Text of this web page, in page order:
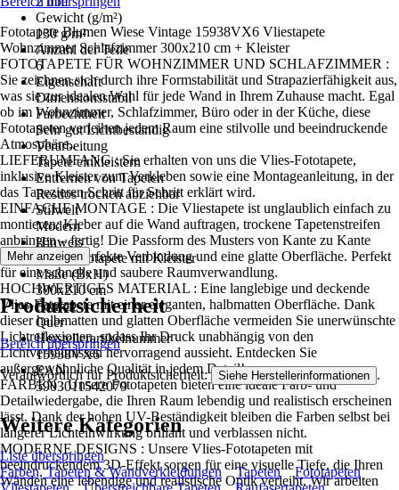
Gewicht (g/m²)
130 g/m²
Anzahl der Teile
6
Eigenschaft
Dimensionsstabil
Farbechtheit
Sehr gut Lichtbeständig
Verarbeitung
Tapete einkleistern
Entfernen von Tapeten
Restlos trocken abziehbar
Stilwelt
Modern
Hinweis
Vlies Fototapete mit Kleister
Maße (BxH)
300x210 cm
Format
Quer
Herstellerartikelnummer
15938VX6
EAN
5903011542079
Fototapete Blumen Wiese Vintage 15938VX6 Vliestapete
Wohnzimmer Schlafzimmer 300x210 cm + Kleister
FOTOTAPETE FÜR WOHNZIMMER UND SCHLAFZIMMER :
Sie zeichnen sich durch ihre Formstabilität und Strapazierfähigkeit aus,
was sie zur idealen Wahl für jede Wand in Ihrem Zuhause macht. Egal
ob im Wohnzimmer, Schlafzimmer, Büro oder in der Küche, diese
Fototapeten verleihen jedem Raum eine stilvolle und beeindruckende
Atmosphäre..
LIEFERUMFANG : Sie erhalten von uns die Vlies-Fototapete,
inklusive Kleister zum Verkleben sowie eine Montageanleitung, in der
das Tapezieren Schritt für Schritt erklärt wird.
EINFACHE MONTAGE : Die Vliestapete ist unglaublich einfach zu
montieren: Kleber auf die Wand auftragen, trockene Tapetenstreifen
anbringen – fertig! Die Passform des Musters von Kante zu Kante
sorgt für eine perfekte Verbindung und eine glatte Oberfläche. Perfekt
für eine schnelle und saubere Raumverwandlung.
HOCHWERTIGES MATERIAL : Eine langlebige und deckende
Vlies-Fototapete mit einer eleganten, halbmatten Oberfläche. Dank
dieser halbmatten und glatten Oberfläche vermeiden Sie unerwünschte
Lichtreflexionen, sodass Ihr Druck unabhängig von den
Lichtverhältnissen hervorragend aussieht. Entdecken Sie
außergewöhnliche Qualität in jedem Detail!
FARBEN : Unsere Fototapeten bieten eine ideale Farb- und
Detailwiedergabe, die Ihren Raum lebendig und realistisch erscheinen
lässt. Dank der hohen UV-Beständigkeit bleiben die Farben selbst bei
längerer Lichteinwirkung brillant und verblassen nicht.
MODERNE DESIGNS : Unsere Vlies-Fototapeten mit
beeindruckendem 3D-Effekt sorgen für eine visuelle Tiefe, die Ihren
Wänden eine lebendige und realistische Optik verleiht. Wir arbeiten
Mehr anzeigen
Produktsicherheit
Bereich überspringen
Verantwortlich für Produktsicherheit: Siehe Herstellerinformationen .
Weitere Kategorien
Liste überspringen
Farben, Tapeten & Wandverkleidungen
Tapeten
Fototapeten